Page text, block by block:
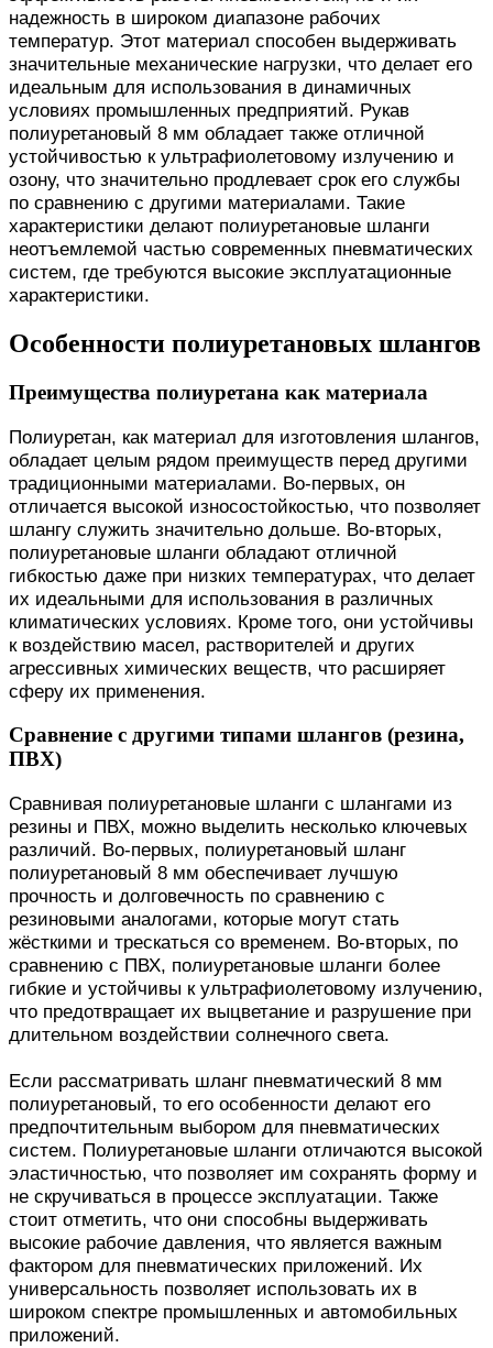
надежность в широком диапазоне рабочих
температур. Этот материал способен выдерживать
значительные механические нагрузки, что делает его
идеальным для использования в динамичных
условиях промышленных предприятий. Рукав
полиуретановый 8 мм обладает также отличной
устойчивостью к ультрафиолетовому излучению и
озону, что значительно продлевает срок его службы
по сравнению с другими материалами. Такие
характеристики делают полиуретановые шланги
неотъемлемой частью современных пневматических
систем, где требуются высокие эксплуатационные
характеристики.
Особенности полиуретановых шлангов
Преимущества полиуретана как материала
Полиуретан, как материал для изготовления шлангов,
обладает целым рядом преимуществ перед другими
традиционными материалами. Во-первых, он
отличается высокой износостойкостью, что позволяет
шлангу служить значительно дольше. Во-вторых,
полиуретановые шланги обладают отличной
гибкостью даже при низких температурах, что делает
их идеальными для использования в различных
климатических условиях. Кроме того, они устойчивы
к воздействию масел, растворителей и других
агрессивных химических веществ, что расширяет
сферу их применения.
Сравнение с другими типами шлангов (резина,
ПВХ)
Сравнивая полиуретановые шланги с шлангами из
резины и ПВХ, можно выделить несколько ключевых
различий. Во-первых, полиуретановый шланг
полиуретановый 8 мм обеспечивает лучшую
прочность и долговечность по сравнению с
резиновыми аналогами, которые могут стать
жёсткими и трескаться со временем. Во-вторых, по
сравнению с ПВХ, полиуретановые шланги более
гибкие и устойчивы к ультрафиолетовому излучению,
что предотвращает их выцветание и разрушение при
длительном воздействии солнечного света.
Если рассматривать шланг пневматический 8 мм
полиуретановый, то его особенности делают его
предпочтительным выбором для пневматических
систем. Полиуретановые шланги отличаются высокой
эластичностью, что позволяет им сохранять форму и
не скручиваться в процессе эксплуатации. Также
стоит отметить, что они способны выдерживать
высокие рабочие давления, что является важным
фактором для пневматических приложений. Их
универсальность позволяет использовать их в
широком спектре промышленных и автомобильных
приложений.